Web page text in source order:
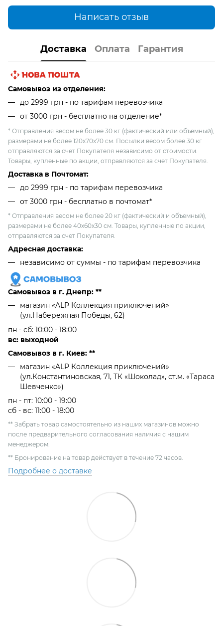
Написать отзыв
Доставка Оплата Гарантия
Самовывоз из отделения:
до 2999 грн - по тарифам перевозчика
от 3000 грн - бесплатно на отделение*
* Отправления весом не более 30 кг (фактический или объемный),
размерами не более 120х70х70 см. Посылки весом более 30 кг
отправляются за счет Покупателя независимо от стоимости.
Товары, купленные по акции, отправляются за счет Покупателя.
Доставка в Почтомат:
до 2999 грн - по тарифам перевозчика
от 3000 грн - бесплатно в почтомат*
* Отправления весом не более 20 кг (фактический и объемный),
размерами не более 40х60х30 см. Товары, купленные по акции,
отправляются за счет Покупателя.
Адресная доставка:
независимо от cуммы - по тарифам перевозчика
Самовывоз в г. Днепр: **
магазин «ALP Коллекция приключений»
(ул.Набережная Победы, 62)
пн - сб: 10:00 - 18:00
вс: выходной
Самовывоз в г. Киев: **
магазин «ALP Коллекция приключений»
(ул.Константиновская, 71, ТК «Шоколад», ст.м. «Тараса
Шевченко»)
пн - пт: 10:00 - 19:00
сб - вс: 11:00 - 18:00
** Забрать товар самостоятельно из наших магазинов можно
после предварительного согласования наличия с нашим
менеджером.
** Бронирование на товар действует в течение 72 часов.
Подробнее о доставке